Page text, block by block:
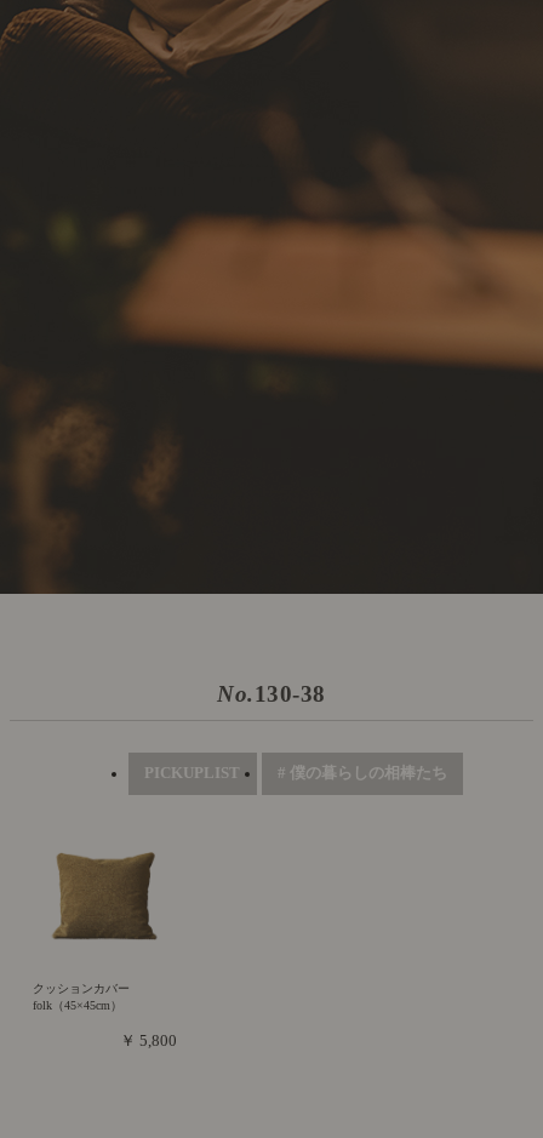
No.130-38
PICKUPLIST # 僕の暮らしの相棒たち
クッションカバー
folk（45×45cm）
￥ 5,800